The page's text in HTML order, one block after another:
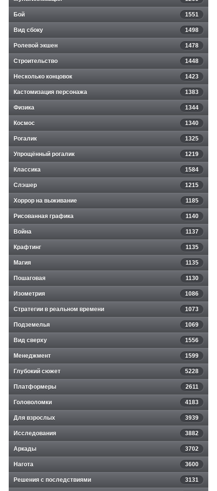
Бой 1551
Вид сбоку 1498
Ролевой экшен 1478
Строительство 1448
Несколько концовок 1423
Кастомизация персонажа 1383
Физика 1344
Космос 1340
Рогалик 1325
Упрощённый рогалик 1219
Классика 1584
Слэшер 1215
Хоррор на выживание 1185
Рисованная графика 1140
Война 1137
Крафтинг 1135
Магия 1135
Пошаговая 1130
Изометрия 1086
Стратегии в реальном времени 1073
Подземелья 1069
Вид сверху 1556
Менеджмент 1599
Глубокий сюжет 5228
Платформеры 2611
Головоломки 4183
Для взрослых 3939
Исследования 3882
Аркады 3702
Нагота 3600
Решения с последствиями 3131